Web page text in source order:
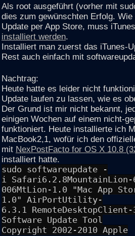
Als root ausgeführt (vorher mit
dies zum gewünschten Erfolg.
Update per App Store, muss
installiert werden.
Installiert man zuerst das iTunes-
Rest auch einfach mit
Nachtrag:
Heute hatte es leider nicht
Update laufen zu lassen, wie es
Der Grund ist mir nicht bekannt,
einigen Wochen auf einem nicht-
funktioniert. Heute installierte ich
MacBook2,1, wofür ich den
mit NexPostFacto for OS X 10.8
installiert hatte.
sudo softwareupdate -
i Safari6.2.8MountainLion-
006MtLion-1.0 "Mac App
1.0" AirPortUtility-
6.3.1
Software Update Tool
Copyright 2002-2010 Apple